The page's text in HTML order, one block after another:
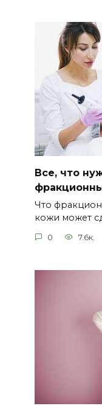
Все, что
Что
кожи может
0 7.6к.